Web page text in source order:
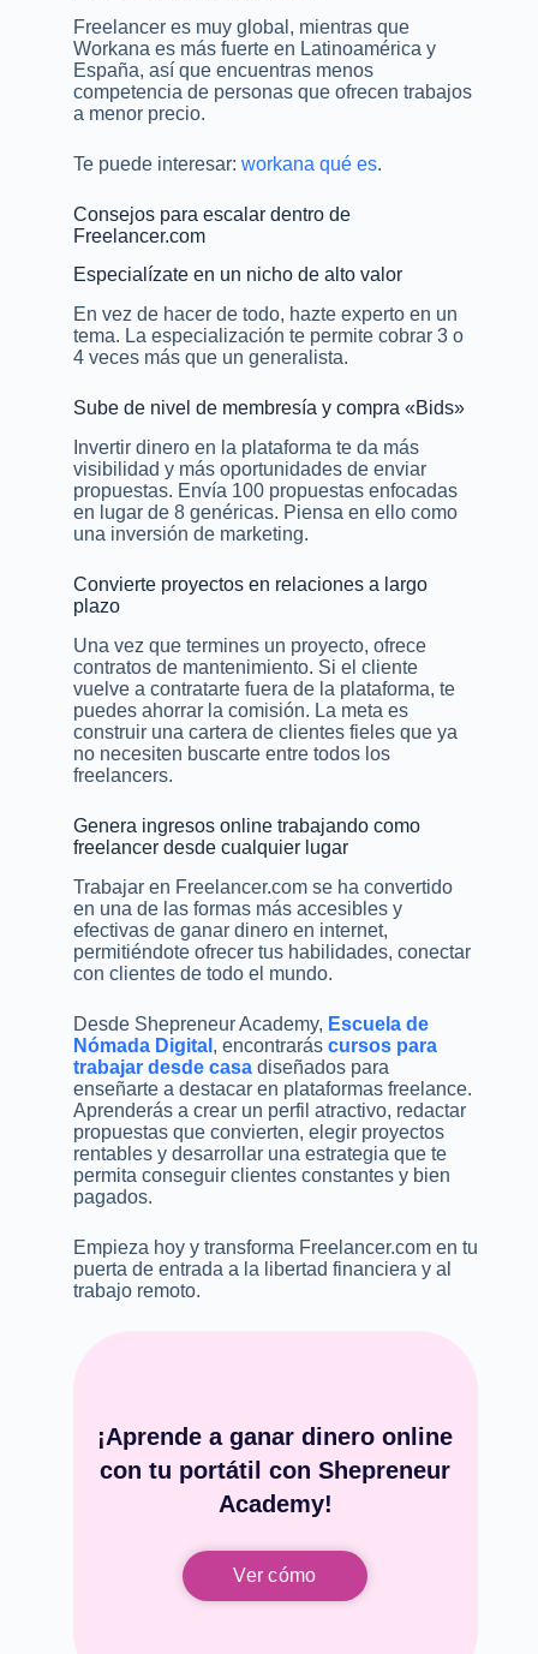
Freelancer es muy global, mientras que
Workana es más fuerte en Latinoamérica y
España, así que encuentras menos
competencia de personas que ofrecen trabajos
a menor precio.
Te puede interesar: workana qué es.
Consejos para escalar dentro de
Freelancer.com
Especialízate en un nicho de alto valor
En vez de hacer de todo, hazte experto en un
tema. La especialización te permite cobrar 3 o
4 veces más que un generalista.
Sube de nivel de membresía y compra «Bids»
Invertir dinero en la plataforma te da más
visibilidad y más oportunidades de enviar
propuestas. Envía 100 propuestas enfocadas
en lugar de 8 genéricas. Piensa en ello como
una inversión de marketing.
Convierte proyectos en relaciones a largo
plazo
Una vez que termines un proyecto, ofrece
contratos de mantenimiento. Si el cliente
vuelve a contratarte fuera de la plataforma, te
puedes ahorrar la comisión. La meta es
construir una cartera de clientes fieles que ya
no necesiten buscarte entre todos los
freelancers.
Genera ingresos online trabajando como
freelancer desde cualquier lugar
Trabajar en Freelancer.com se ha convertido
en una de las formas más accesibles y
efectivas de ganar dinero en internet,
permitiéndote ofrecer tus habilidades, conectar
con clientes de todo el mundo.
Desde Shepreneur Academy, Escuela de
Nómada Digital , encontrarás cursos para
trabajar desde casadiseñados para
enseñarte a destacar en plataformas freelance.
Aprenderás a crear un perfil atractivo, redactar
propuestas que convierten, elegir proyectos
rentables y desarrollar una estrategia que te
permita conseguir clientes constantes y bien
pagados.
Empieza hoy y transforma Freelancer.com en tu
puerta de entrada a la libertad financiera y al
trabajo remoto.
¡Aprende a ganar dinero online
con tu portátil con Shepreneur
Academy!
Ver cómo